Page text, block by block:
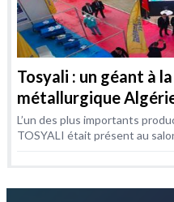
Tosyali : un géant à
métallurgique
L’un des plus importants
TOSYALI était présent au